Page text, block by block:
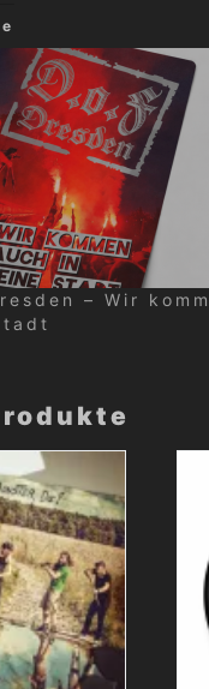
– Wir